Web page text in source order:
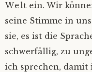
Welt ein. Wir
seine Stimme in
sie, es ist die
schwerfällig, zu
ich sprechen, damit